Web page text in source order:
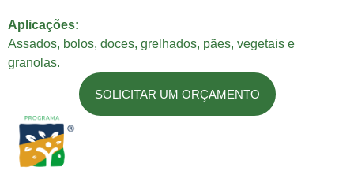
Aplicações:
Assados, bolos, doces, grelhados, pães, vegetais e
granolas.
SOLICITAR UM ORÇAMENTO